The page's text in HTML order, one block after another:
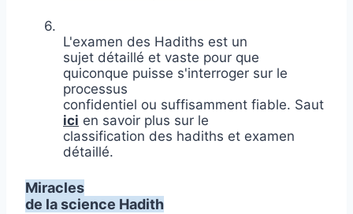
6.
L'examen des Hadiths est un
sujet détaillé et vaste pour que
quiconque puisse s'interroger sur le
processus
confidentiel ou suffisamment fiable. Saut
ici en savoir plus sur le
classification des hadiths et examen
détaillé.
Miracles
de la science Hadith